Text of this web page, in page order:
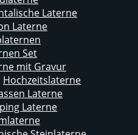
Laterne
Laterne
Set
mit Gravur
Hochzeitslaterne
Laterne
Laterne